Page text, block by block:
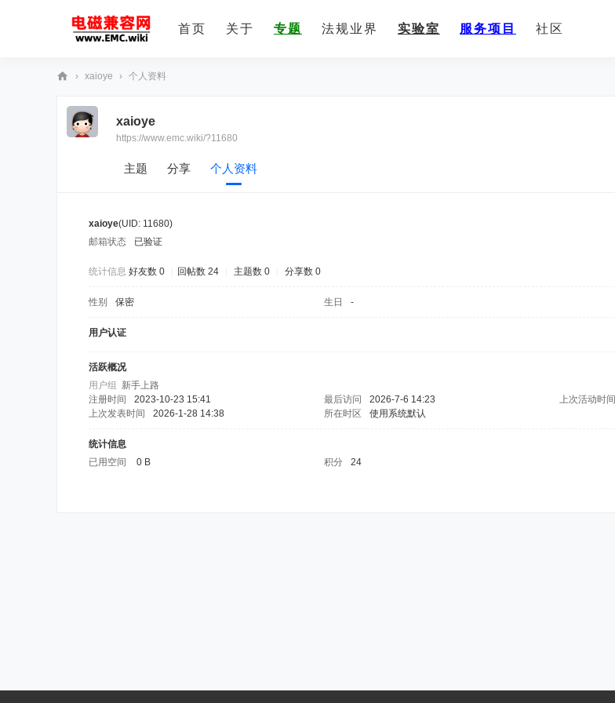
首页 关于 专题 法规业界 实验室 服务项目 社区
› xaioye › 个人资料
xaioye
https://www.emc.wiki/?11680
主题 分享 个人资料
xaioye(UID: 11680)
邮箱状态
已验证
统计信息 好友数 0 回帖数 24 主题数 0 分享数 0
性别 保密 生日 -
用户认证
活跃概况
用户组 新手上路
注册时间
2023-10-23 15:41 最后访问 2026-7-6 14:23 上次活动时间
上次发表时间
2026-1-28 14:38 所在时区 使用系统默认
统计信息
已用空间
0 B 积分 24